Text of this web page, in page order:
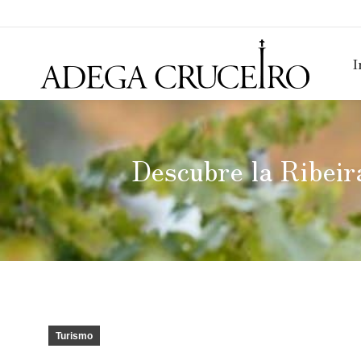
Descubre la
Turismo